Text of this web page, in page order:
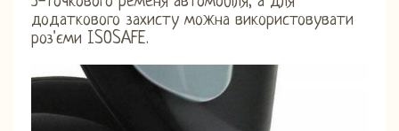
додаткового захисту можна використовувати
роз'єми ISOSAFE.